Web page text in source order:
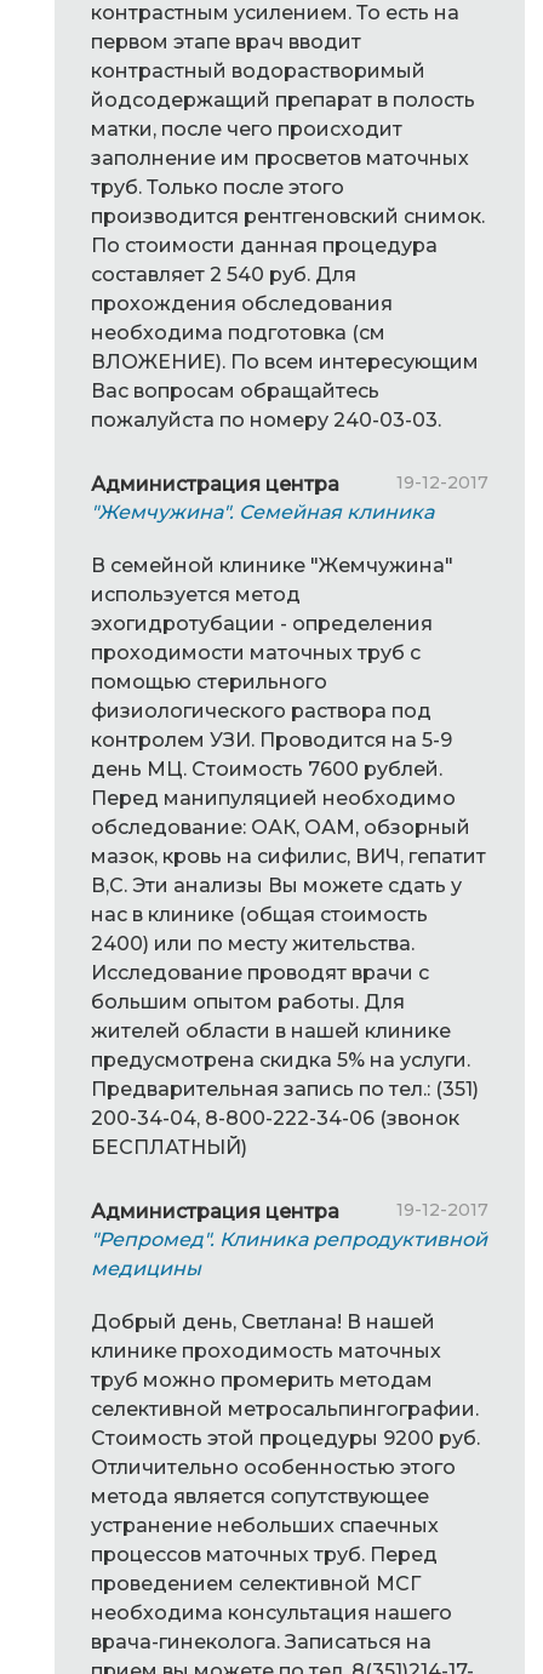
контрастным усилением. То есть на
первом этапе врач вводит
контрастный водорастворимый
йодсодержащий препарат в полость
матки, после чего происходит
заполнение им просветов маточных
труб. Только после этого
производится рентгеновский снимок.
По стоимости данная процедура
составляет 2 540 руб. Для
прохождения обследования
необходима подготовка (см
ВЛОЖЕНИЕ). По всем интересующим
Вас вопросам обращайтесь
пожалуйста по номеру 240-03-03.
Администрация центра 19-12-2017
"Жемчужина". Семейная клиника
В семейной клинике "Жемчужина"
используется метод
эхогидротубации - определения
проходимости маточных труб с
помощью стерильного
физиологического раствора под
контролем УЗИ. Проводится на 5-9
день МЦ. Стоимость 7600 рублей.
Перед манипуляцией необходимо
обследование: ОАК, ОАМ, обзорный
мазок, кровь на сифилис, ВИЧ, гепатит
В,С. Эти анализы Вы можете сдать у
нас в клинике (общая стоимость
2400) или по месту жительства.
Исследование проводят врачи с
большим опытом работы. Для
жителей области в нашей клинике
предусмотрена скидка 5% на услуги.
Предварительная запись по тел.: (351)
200-34-04, 8-800-222-34-06 (звонок
БЕСПЛАТНЫЙ)
Администрация центра 19-12-2017
"Репромед". Клиника репродуктивной
медицины
Добрый день, Светлана! В нашей
клинике проходимость маточных
труб можно промерить методам
селективной метросальпингографии.
Стоимость этой процедуры 9200 руб.
Отличительно особенностью этого
метода является сопутствующее
устранение небольших спаечных
процессов маточных труб. Перед
проведением селективной МСГ
необходима консультация нашего
врача-гинеколога. Записаться на